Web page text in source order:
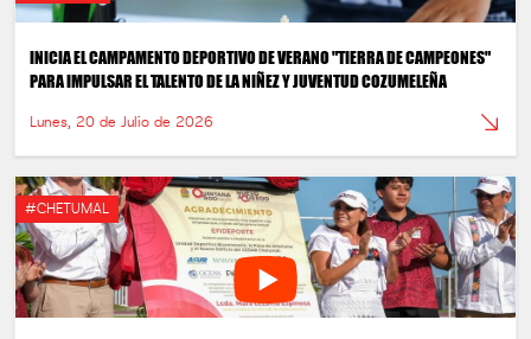
INICIA EL CAMPAMENTO DEPORTIVO DE VERANO "TIERRA DE CAMPEONES"
PARA IMPULSAR EL TALENTO DE LA NIÑEZ Y JUVENTUD COZUMELEÑA
Lunes, 20 de Julio de 2026
#CHETUMAL